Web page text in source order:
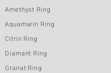
Amethyst Ring
Aquamarin Ring
Citrin Ring
Diamant Ring
Granat Ring